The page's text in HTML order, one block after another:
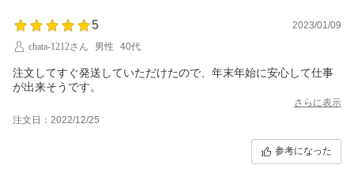
5
2023/01/09
chata-1212さん
男性 40代
注文してすぐ発送していただけたので、年末年始に安心して仕事
が出来そうです。
さらに表示
注文日：2022/12/25
参考になった